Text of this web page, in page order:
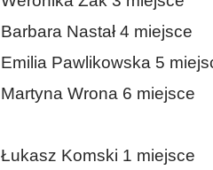
Barbara Nastał 4 miejsce
Emilia Pawlikowska 5
Martyna Wrona 6 miejsce
Łukasz Komski 1 miejsce